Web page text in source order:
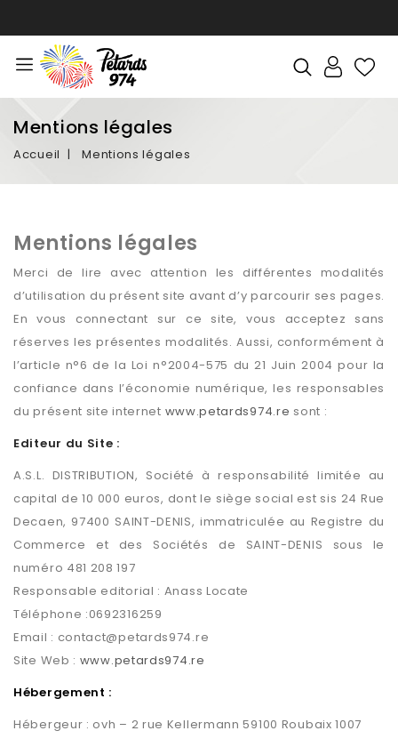
Mentions légales
Accueil Mentions légales
Mentions légales
Merci de lire avec attention les différentes modalités
d’utilisation du présent site avant d’y parcourir ses pages.
En vous connectant sur ce site, vous acceptez sans
réserves les présentes modalités. Aussi, conformément à
l’article n°6 de la Loi n°2004-575 du 21 Juin 2004 pour la
confiance dans l’économie numérique, les responsables
du présent site internet www.petards974.re sont :
Editeur du Site :
A.S.L. DISTRIBUTION, Société à responsabilité limitée au
capital de 10 000 euros, dont le siège social est sis 24 Rue
Decaen, 97400 SAINT-DENIS, immatriculée au Registre du
Commerce et des Sociétés de SAINT-DENIS sous le
numéro 481 208 197
Responsable editorial : Anass Locate
Téléphone :0692316259
Email : contact@petards974.re
Site Web : www.petards974.re
Hébergement :
Hébergeur : ovh – 2 rue Kellermann 59100 Roubaix 1007